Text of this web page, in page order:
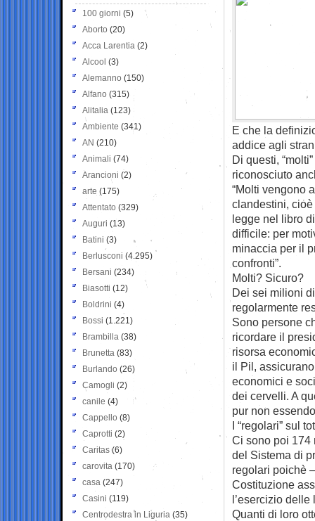
E che la
addice agli
Di questi,
riconosciuto
“Molti vengono
clandestini,
legge nel libro
difficile: per
minaccia per il
confronti”.
Molti? Sicuro?
Dei sei milioni
regolarmente
Sono persone
ricordare il
risorsa
il Pil,
economici e
dei cervelli. A
pur non
I “regolari” sul
Ci sono poi 174
del Sistema di
regolari poichè
Costituzione
l’esercizio
Quanti di loro
100 giorni (5)
Aborto (20)
Acca Larentia (2)
Alcool (3)
Alemanno (150)
Alfano (315)
Alitalia (123)
Ambiente (341)
AN (210)
Animali (74)
Arancioni (2)
arte (175)
Attentato (329)
Auguri (13)
Batini (3)
Berlusconi (4.295)
Bersani (234)
Biasotti (12)
Boldrini (4)
Bossi (1.221)
Brambilla (38)
Brunetta (83)
Burlando (26)
Camogli (2)
canile (4)
Cappello (8)
Caprotti (2)
Caritas (6)
carovita (170)
casa (247)
Casini (119)
Centrodestra in Liguria (35)